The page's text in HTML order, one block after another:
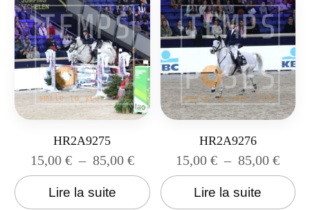
HR2A9275
15,00 € – 85,00 €
Lire la suite
HR2A9276
15,00€ – 85,00€
Lire la suite